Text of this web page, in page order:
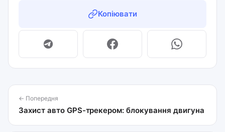
Копіювати
← Попередня
Захист авто GPS-трекером: блокування двигуна